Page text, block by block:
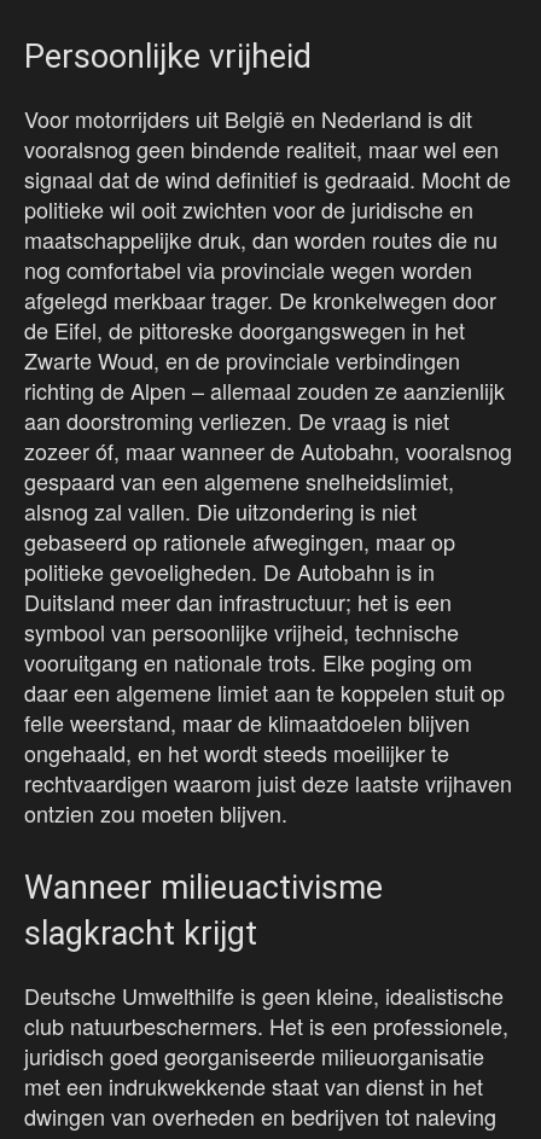
Persoonlijke vrijheid
Voor motorrijders uit België en Nederland is dit
vooralsnog geen bindende realiteit, maar wel een
signaal dat de wind definitief is gedraaid. Mocht de
politieke wil ooit zwichten voor de juridische en
maatschappelijke druk, dan worden routes die nu
nog comfortabel via provinciale wegen worden
afgelegd merkbaar trager. De kronkelwegen door
de Eifel, de pittoreske doorgangswegen in het
Zwarte Woud, en de provinciale verbindingen
richting de Alpen – allemaal zouden ze aanzienlijk
aan doorstroming verliezen. De vraag is niet
zozeer óf, maar wanneer de Autobahn, vooralsnog
gespaard van een algemene snelheidslimiet,
alsnog zal vallen. Die uitzondering is niet
gebaseerd op rationele afwegingen, maar op
politieke gevoeligheden. De Autobahn is in
Duitsland meer dan infrastructuur; het is een
symbool van persoonlijke vrijheid, technische
vooruitgang en nationale trots. Elke poging om
daar een algemene limiet aan te koppelen stuit op
felle weerstand, maar de klimaatdoelen blijven
ongehaald, en het wordt steeds moeilijker te
rechtvaardigen waarom juist deze laatste vrijhaven
ontzien zou moeten blijven.
Wanneer milieuactivisme
slagkracht krijgt
Deutsche Umwelthilfe is geen kleine, idealistische
club natuurbeschermers. Het is een professionele,
juridisch goed georganiseerde milieuorganisatie
met een indrukwekkende staat van dienst in het
dwingen van overheden en bedrijven tot naleving